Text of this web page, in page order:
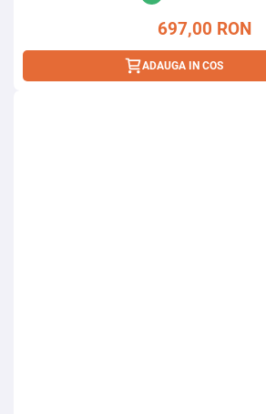
697,00 RON
ADAUGA IN COS